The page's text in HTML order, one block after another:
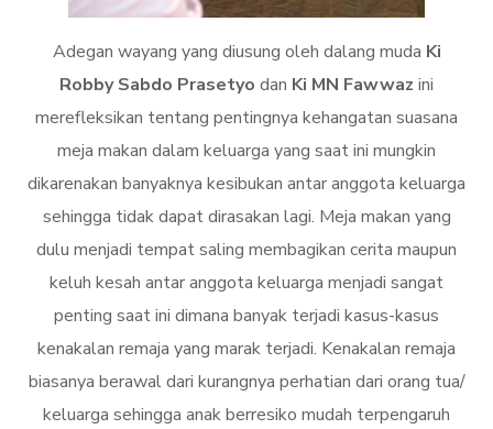
Adegan wayang yang diusung oleh dalang muda Ki
Robby Sabdo Prasetyo dan Ki MN Fawwaz ini
merefleksikan tentang pentingnya kehangatan suasana
meja makan dalam keluarga yang saat ini mungkin
dikarenakan banyaknya kesibukan antar anggota keluarga
sehingga tidak dapat dirasakan lagi. Meja makan yang
dulu menjadi tempat saling membagikan cerita maupun
keluh kesah antar anggota keluarga menjadi sangat
penting saat ini dimana banyak terjadi kasus-kasus
kenakalan remaja yang marak terjadi. Kenakalan remaja
biasanya berawal dari kurangnya perhatian dari orang tua/
keluarga sehingga anak berresiko mudah terpengaruh